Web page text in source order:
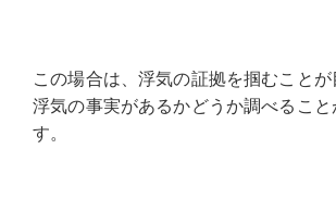
この場合は、浮気の証拠を掴むことが
浮気の事実があるかどうか調べること
す。